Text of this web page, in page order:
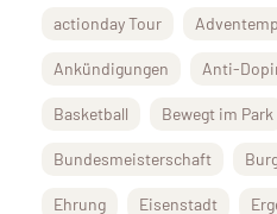
actionday Tour
Ankündigungen Anti-
Basketball Bewegt im Park
Bundesmeisterschaft
Ehrung Eisenstadt